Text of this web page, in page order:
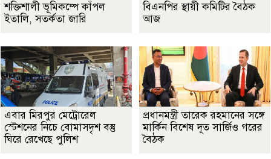
শক্তিশালী ভূমিকম্পে কাঁপল
ইতালি, সতর্কতা জারি
বিএনপির স্থায়ী কমিটির বৈঠক
আজ
এবার মিরপুর মেট্রোরেল
স্টেশনের নিচে বোমাসদৃশ বস্তু
ঘিরে রেখেছে পুলিশ
প্রধানমন্ত্রী তারেক রহমানের সঙ্গে
মার্কিন বিশেষ দূত সার্জিও গরের
বৈঠক